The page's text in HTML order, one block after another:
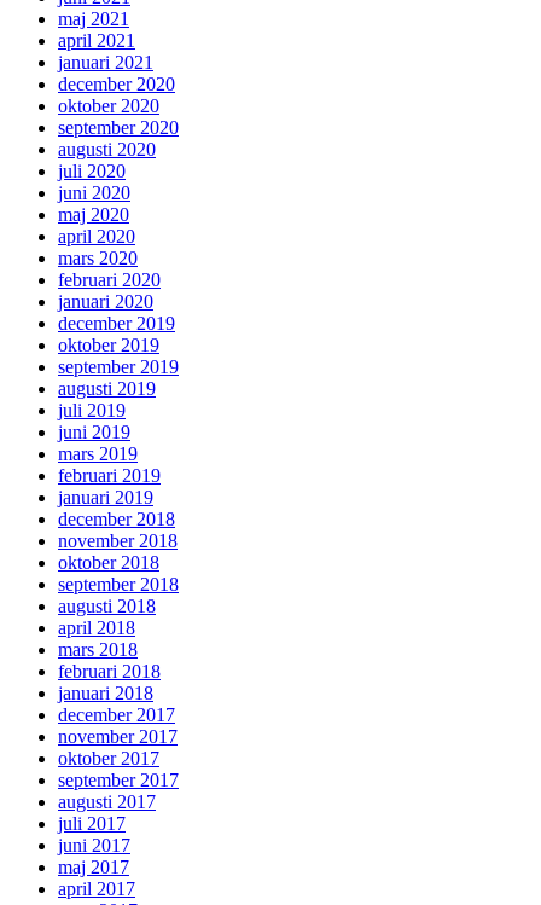
maj 2021
april 2021
januari 2021
december 2020
oktober 2020
september 2020
augusti 2020
juli 2020
juni 2020
maj 2020
april 2020
mars 2020
februari 2020
januari 2020
december 2019
oktober 2019
september 2019
augusti 2019
juli 2019
juni 2019
mars 2019
februari 2019
januari 2019
december 2018
november 2018
oktober 2018
september 2018
augusti 2018
april 2018
mars 2018
februari 2018
januari 2018
december 2017
november 2017
oktober 2017
september 2017
augusti 2017
juli 2017
juni 2017
maj 2017
april 2017